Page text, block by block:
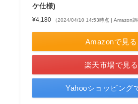
ケ仕様)
¥4,180 （2024/04/10 14:53時点 | Amazon調
Amazonで見る
楽天市場で見る
Yahooショッピング